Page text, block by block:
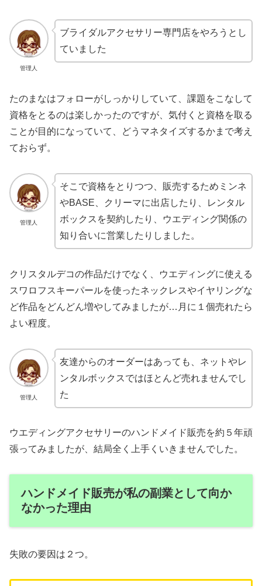
管理人
ブライダルアクセサリー専門店をやろうとし
ていました
たのまなはフォローがしっかりしていて、課題をこなして
資格をとるのは楽しかったのですが、気付くと資格を取る
ことが目的になっていて、どうマネタイズするかまで考え
ておらず。
管理人
そこで資格をとりつつ、販売するためミンネ
やBASE、クリーマに出店したり、レンタル
ボックスを契約したり、ウエディング関係の
知り合いに営業したりしました。
クリスタルデコの作品だけでなく、ウエディングに使える
スワロフスキーパールを使ったネックレスやイヤリングな
ど作品をどんどん増やしてみましたが…月に１個売れたら
よい程度。
管理人
友達からのオーダーはあっても、ネットやレ
ンタルボックスではほとんど売れませんでし
た
ウエディングアクセサリーのハンドメイド販売を約５年頑
張ってみましたが、結局全く上手くいきませんでした。
ハンドメイド販売が私の副業として向か
なかった理由
失敗の要因は２つ。